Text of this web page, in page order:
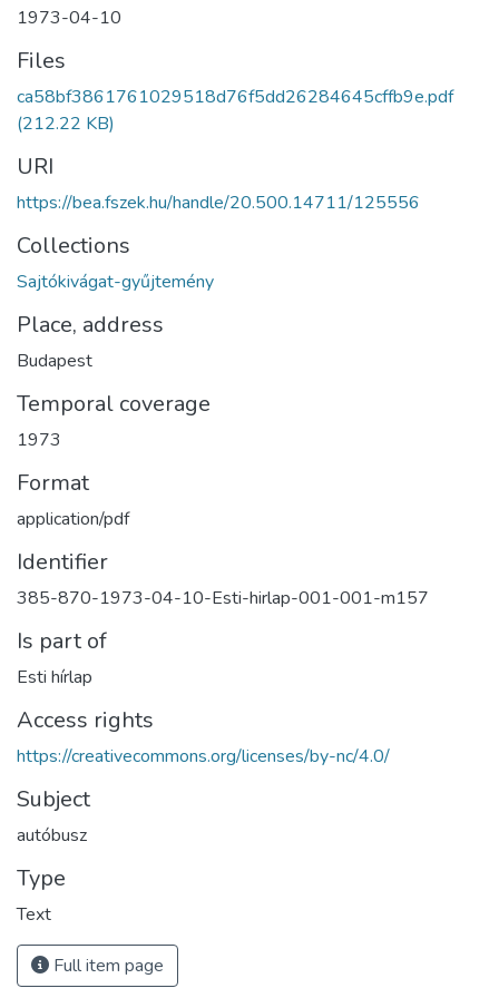
1973-04-10
Files
ca58bf3861761029518d76f5dd26284645cffb9e.pdf
(212.22 KB)
URI
https://bea.fszek.hu/handle/20.500.14711/125556
Collections
Sajtókivágat-gyűjtemény
Place, address
Budapest
Temporal coverage
1973
Format
application/pdf
Identifier
385-870-1973-04-10-Esti-hirlap-001-001-m157
Is part of
Esti hírlap
Access rights
https://creativecommons.org/licenses/by-nc/4.0/
Subject
autóbusz
Type
Text
Full item page